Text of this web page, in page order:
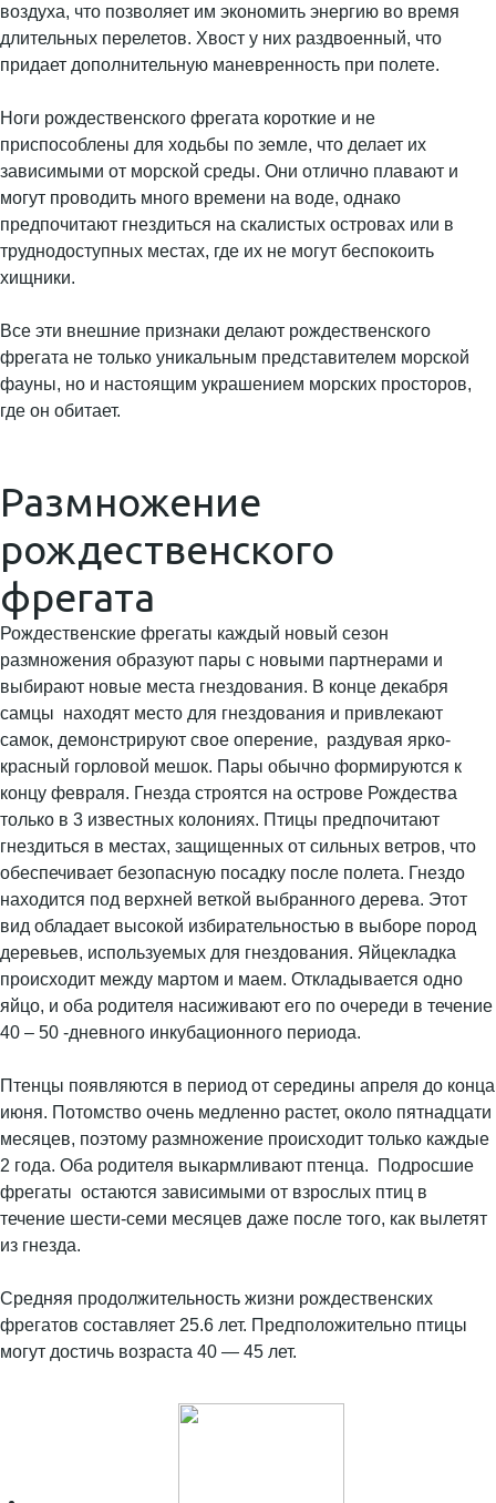
воздуха, что позволяет им экономить энергию во время
длительных перелетов. Хвост у них раздвоенный, что
придает дополнительную маневренность при полете.
Ноги рождественского фрегата короткие и не
приспособлены для ходьбы по земле, что делает их
зависимыми от морской среды. Они отлично плавают и
могут проводить много времени на воде, однако
предпочитают гнездиться на скалистых островах или в
труднодоступных местах, где их не могут беспокоить
хищники.
Все эти внешние признаки делают рождественского
фрегата не только уникальным представителем морской
фауны, но и настоящим украшением морских просторов,
где он обитает.
Размножение
рождественского
фрегата
Рождественские фрегаты каждый новый сезон
размножения образуют пары с новыми партнерами и
выбирают новые места гнездования. В конце декабря
самцы находят место для гнездования и привлекают
самок, демонстрируют свое оперение, раздувая ярко-
красный горловой мешок. Пары обычно формируются к
концу февраля. Гнезда строятся на острове Рождества
только в 3 известных колониях. Птицы предпочитают
гнездиться в местах, защищенных от сильных ветров, что
обеспечивает безопасную посадку после полета. Гнездо
находится под верхней веткой выбранного дерева. Этот
вид обладает высокой избирательностью в выборе пород
деревьев, используемых для гнездования. Яйцекладка
происходит между мартом и маем. Откладывается одно
яйцо, и оба родителя насиживают его по очереди в течение
40 – 50 -дневного инкубационного периода.
Птенцы появляются в период от середины апреля до конца
июня. Потомство очень медленно растет, около пятнадцати
месяцев, поэтому размножение происходит только каждые
2 года. Оба родителя выкармливают птенца. Подросшие
фрегаты остаются зависимыми от взрослых птиц в
течение шести-семи месяцев даже после того, как вылетят
из гнезда.
Средняя продолжительность жизни рождественских
фрегатов составляет 25.6 лет. Предположительно птицы
могут достичь возраста 40 — 45 лет.